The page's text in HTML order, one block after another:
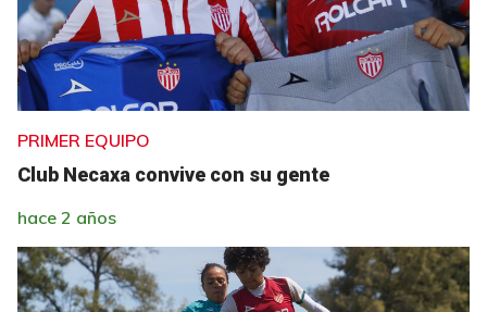
PRIMER EQUIPO
Club Necaxa convive con su gente
hace 2 años